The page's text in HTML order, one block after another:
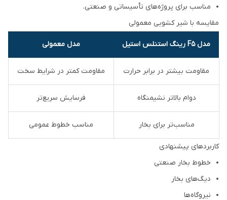
مناسب برای پروژه‌های تأسیساتی و صنعتی.
مقایسه با شیر کشویی معمولی
مدل F5 رینگ استنلس استیل مدل معمولی
مقاومت بیشتر در برابر حرارت مقاومت کمتر در شرایط سخت
دوام بالاتر نشیمنگاه فرسایش سریع‌تر
مناسب‌تر برای بخار مناسب خطوط عمومی
کاربردهای پیشنهادی
خطوط بخار صنعتی
دیگ‌های بخار
نیروگاه‌ها